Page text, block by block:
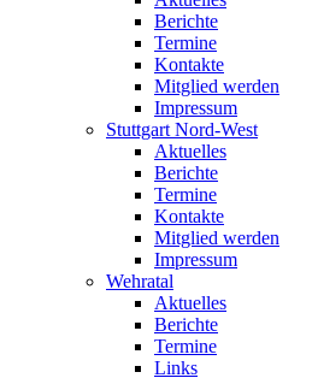
Berichte
Termine
Kontakte
Mitglied werden
Impressum
Stuttgart Nord-West
Aktuelles
Berichte
Termine
Kontakte
Mitglied werden
Impressum
Wehratal
Aktuelles
Berichte
Termine
Links